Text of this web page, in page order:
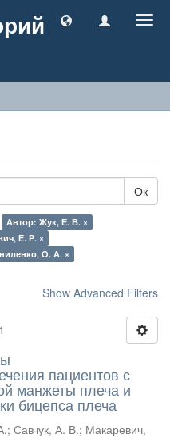
Ок
Автор: Жук, Е. В. ×
Е. Р. ×
О. А. ×
Show Advanced Filters
пациентов с
манжеты плеча и
бицепса плеча
; Савчук, А. В.; Макаревич,